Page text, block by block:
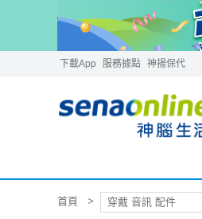
下載App 服務據點 神揚保代
首頁 穿戴 音訊 配件